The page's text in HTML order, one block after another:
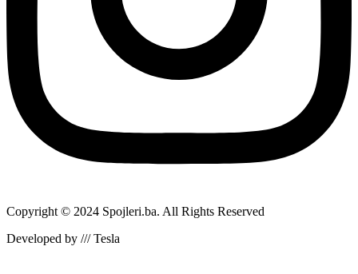
Copyright © 2024 Spojleri.ba. All Rights Reserved
Developed by /// Tesla